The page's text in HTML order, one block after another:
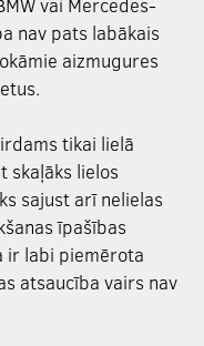
nav pats labākais
aizmugures
tikai lielā
skaļāks lielos
sajust arī nelielas
īpašības
ir labi piemērota
atsaucība vairs nav